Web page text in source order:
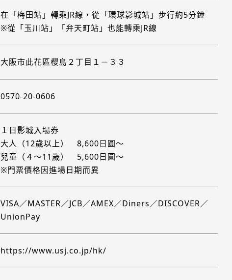
在「梅田站」轉乘JR線，從「環球影城站」步行約5分鐘
※從「玉川站」「弁天町站」也能轉乘JR線
大阪市此花區櫻島２丁目１－３３
0570-20-0606
１日影城入場券
大人（12歲以上） 8,600日圓～
兒童（４～11歲） 5,600日圓～
※門票價格因進場日期而異
VISA／MASTER／JCB／AMEX／Diners／DISCOVER／
UnionPay
https://www.usj.co.jp/hk/